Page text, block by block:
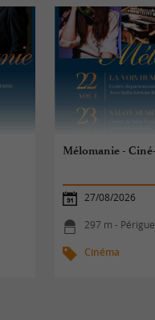
Mélomanie -
27/08/2026
297 m -
Cinéma